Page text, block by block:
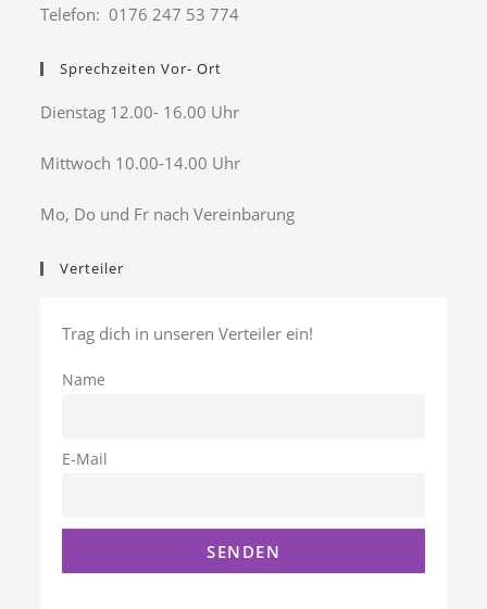
Telefon: 0176 247 53 774
Sprechzeiten Vor- Ort
Dienstag 12.00- 16.00 Uhr
Mittwoch 10.00-14.00 Uhr
Mo, Do und Fr nach Vereinbarung
Verteiler
Trag dich in unseren Verteiler ein!
Name
E-Mail